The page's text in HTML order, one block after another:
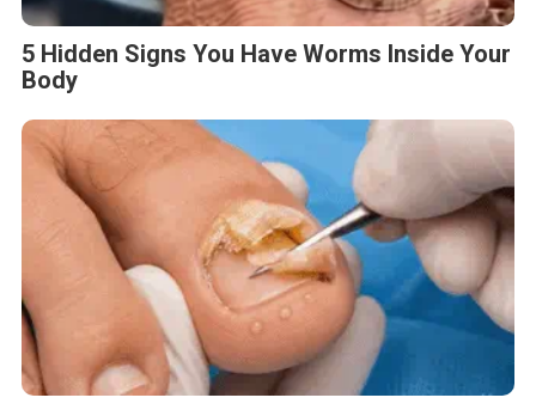
5 Hidden Signs You Have Worms Inside Your
Body